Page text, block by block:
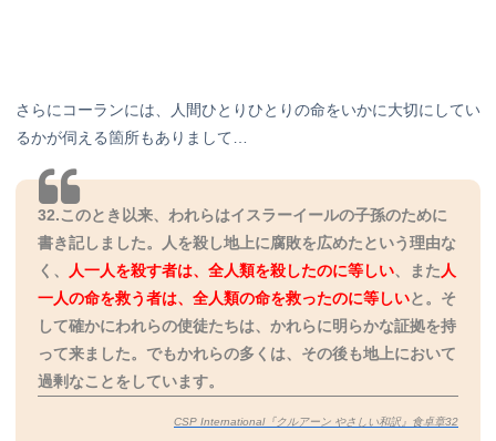
さらにコーランには、人間ひとりひとりの命をいかに大切にしてい
るかが伺える箇所もありまして…
32.このとき以来、われらはイスラーイールの子孫のために
書き記しました。人を殺し地上に腐敗を広めたという理由な
く、
人一人を殺す者は、全人類を殺したのに等しい、また 人
一人の命を救う者は、全人類の命を救ったのに等しいと。そ
して確かにわれらの使徒たちは、かれらに明らかな証拠を持
って来ました。でもかれらの多くは、その後も地上において
過剰なことをしています。
CSP International『クルアーン やさしい和訳』食卓章32